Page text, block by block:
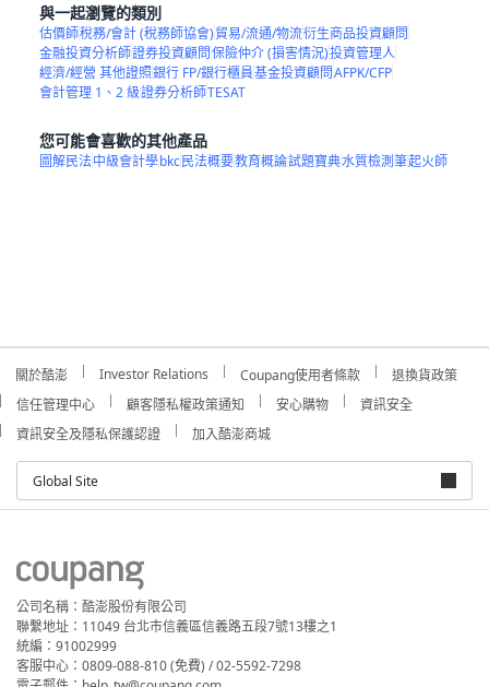
與一起瀏覽的類別
估價師稅務/會計 (稅務師協會)貿易/流通/物流衍生商品投資顧問
金融投資分析師證券投資顧問保險仲介 (損害情況)投資管理人
經濟/經營 其他證照銀行 FP/銀行櫃員基金投資顧問AFPK/CFP
會計管理 1、2 級證券分析師TESAT
您可能會喜歡的其他產品
圖解民法中級會計學bkc民法概要教育概論試題寶典水質檢測筆起火師
關於酷澎 Investor Relations Coupang使用者條款
退換貨政策
信任管理中心
顧客隱私權政策通知 安心購物
資訊安全
資訊安全及隱私保護認證
加入酷澎商城
Global Site
公司名稱：酷澎股份有限公司
聯繫地址：11049 台北市信義區信義路五段7號13樓之1
統編：91002999
客服中心：0809-088-810 (免費) / 02-5592-7298